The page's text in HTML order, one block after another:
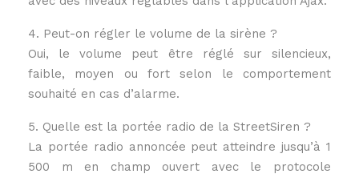
4. Peut-on régler le volume de la sirène ?
Oui, le volume peut être réglé sur silencieux,
faible, moyen ou fort selon le comportement
souhaité en cas d’alarme.
5. Quelle est la portée radio de la StreetSiren ?
La portée radio annoncée peut atteindre jusqu’à 1
500 m en champ ouvert avec le protocole